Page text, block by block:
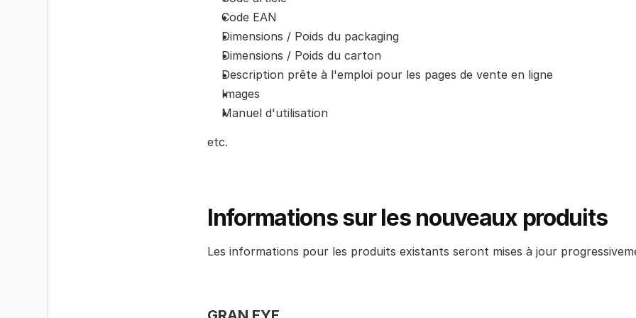
Code EAN
Dimensions / Poids du packaging
Dimensions / Poids du carton
Description prête à l'emploi pour les pages de vente en ligne
Images
Manuel d'utilisation
etc.
Informations sur les nouveaux produits
Les informations pour les produits existants seront mises à jour